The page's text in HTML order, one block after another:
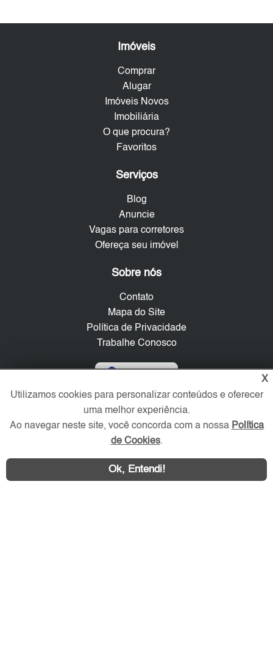
Imóveis
Comprar
Alugar
Imóveis Novos
Imobiliária
O que procura?
Favoritos
Serviços
Blog
Anuncie
Vagas para corretores
Ofereça seu imóvel
Sobre nós
Contato
Mapa do Site
Política de Privacidade
Trabalhe Conosco
Verificada por
Redes Sociais
X
Utilizamos cookies para personalizar conteúdos e oferecer
uma melhor experiência.
Ao navegar neste site, você concorda com a nossa Política
de Cookies.
Ok, Entendi!